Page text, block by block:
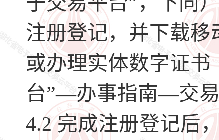
注册登记，并下载
或办理实体数字证
台”—办事指南—交
4.2 完成注册登记后